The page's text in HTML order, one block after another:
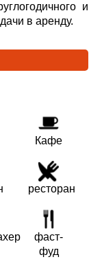
и
в аренду.
Кафе
ресторан
фаст-
фуд